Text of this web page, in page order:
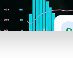
emoji_events